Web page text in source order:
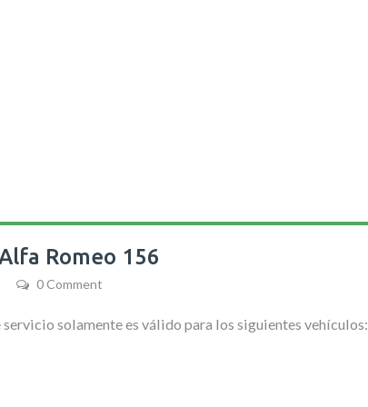
Romeo 156
0 Comment
solamente es válido para los siguientes vehículos: